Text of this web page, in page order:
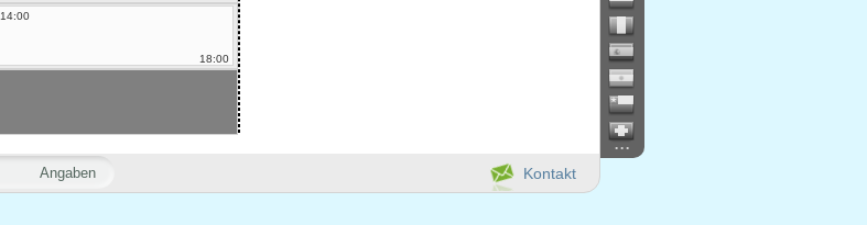
...
Kontakt
Angaben
14:00
18:00